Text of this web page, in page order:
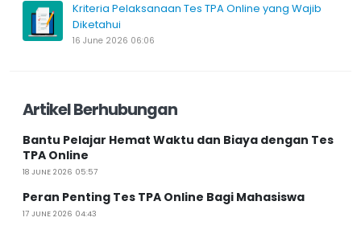
Kriteria Pelaksanaan Tes TPA Online yang Wajib
Diketahui
16 June 2026 06:06
Artikel Berhubungan
Bantu Pelajar Hemat Waktu dan Biaya dengan Tes
TPA Online
18 JUNE 2026 05:57
Peran Penting Tes TPA Online Bagi Mahasiswa
17 JUNE 2026 04:43